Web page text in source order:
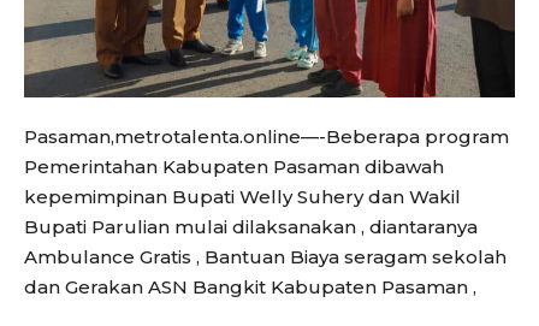
Pasaman,metrotalenta.online—-Beberapa program
Pemerintahan Kabupaten Pasaman dibawah
kepemimpinan Bupati Welly Suhery dan Wakil
Bupati Parulian mulai dilaksanakan , diantaranya
Ambulance Gratis , Bantuan Biaya seragam sekolah
dan Gerakan ASN Bangkit Kabupaten Pasaman ,